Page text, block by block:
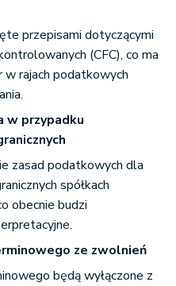
przepisami dotyczącymi
(CFC), co ma
rajach podatkowych
w przypadku
zasad podatkowych dla
spółkach
obecnie budzi
ze zwolnień
będą wyłączone z